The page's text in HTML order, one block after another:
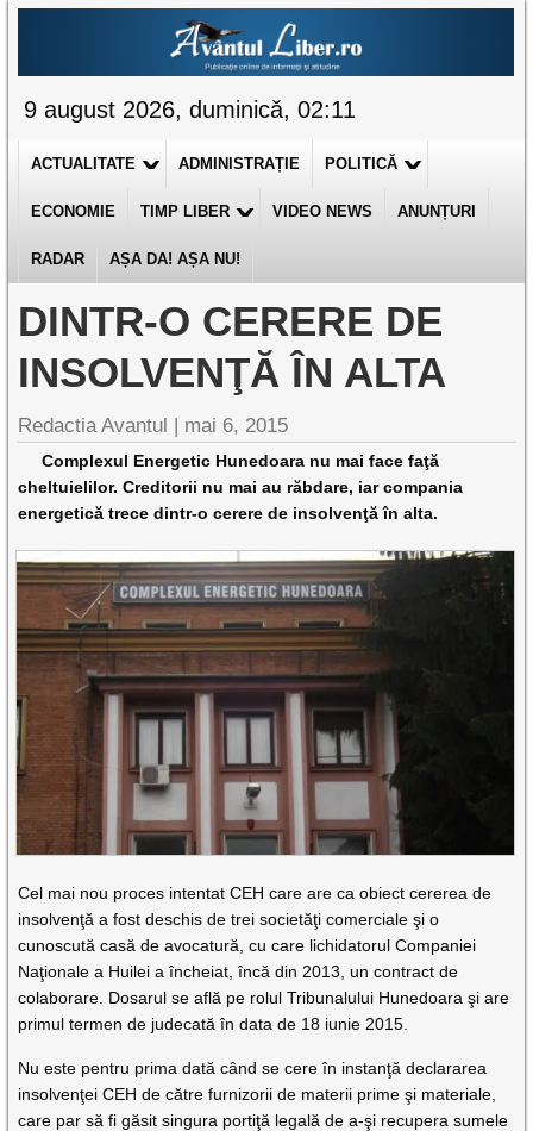
9 august 2026, duminică, 02:11
ACTUALITATE ADMINISTRAȚIE POLITICĂ
ECONOMIE TIMP LIBER VIDEO NEWS ANUNȚURI
RADAR AȘA DA! AȘA NU!
DINTR-O CERERE DE
INSOLVENŢĂ ÎN ALTA
Redactia Avantul | mai 6, 2015
Complexul Energetic Hunedoara nu mai face faţă
cheltuielilor. Creditorii nu mai au răbdare, iar compania
energetică trece dintr-o cerere de insolvenţă în alta.
Cel mai nou proces intentat CEH care are ca obiect cererea de
insolvenţă a fost deschis de trei societăţi comerciale şi o
cunoscută casă de avocatură, cu care lichidatorul Companiei
Naţionale a Huilei a încheiat, încă din 2013, un contract de
colaborare. Dosarul se află pe rolul Tribunalului Hunedoara şi are
primul termen de judecată în data de 18 iunie 2015.
Nu este pentru prima dată când se cere în instanţă declararea
insolvenţei CEH de către furnizorii de materii prime şi materiale,
care par să fi găsit singura portiţă legală de a-şi recupera sumele